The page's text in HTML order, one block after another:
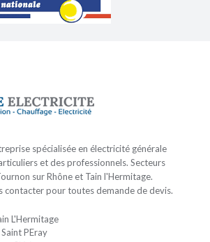
spécialisée en électricité générale
et des professionnels. Secteurs
sur Rhône et Tain l'Hermitage.
contacter pour toutes demande de devis.
L'Hermitage
PEray